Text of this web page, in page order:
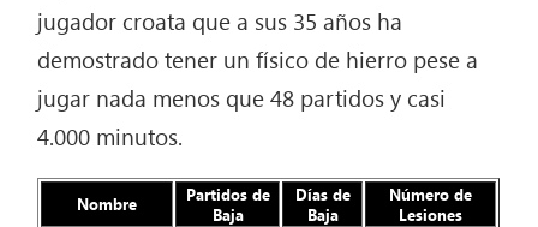
jugador croata que a sus 35 años ha
demostrado tener un físico de hierro pese a
jugar nada menos que 48 partidos y casi
4.000 minutos.
Nombre
Partidos de
Baja
Días de
Baja
Número de
Lesiones